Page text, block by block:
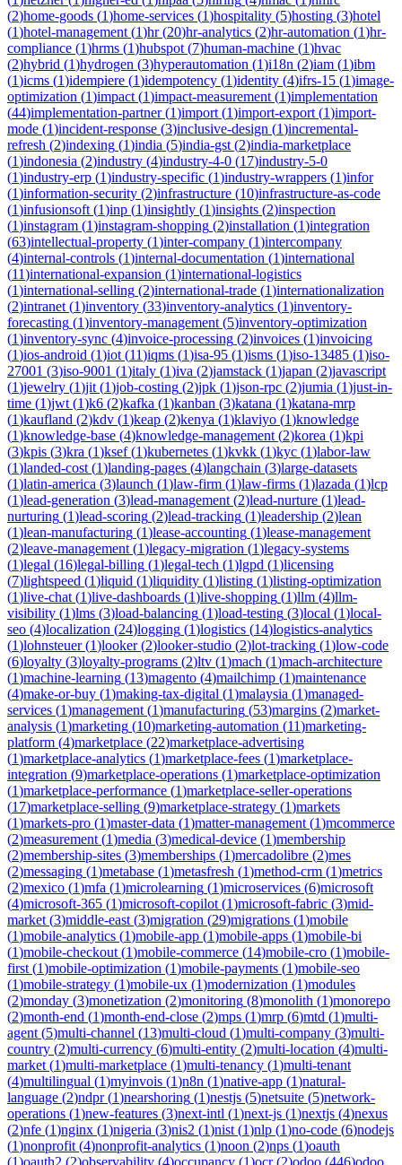
(2)home-goods (1)home-services (1)hospitality (5)hosting (3)hotel
(1)hotel-management (1)hr(20)hr-analytics (2)hr-automation (1)hr-
compliance (1)hrms (1)hubspot (7)human-machine (1)hvac
(2)hybrid (1)hydrogen (3)hyperautomation (1)i18n (2)iam (1)ibm
(1)icms (1)idempiere (1)idempotency (1)identity (4)ifrs-15 (1)image-
optimization (1)impact (1)impact-measurement (1)implementation
(44)implementation-partner(1)import (1)import-export (1)import-
mode (1)incident-response (3)inclusive-design (1)incremental-
refresh (2)indexing (1)india (5)india-gst (2)india-marketplace
(1)indonesia (2)industry (4)industry-4-0 (17)industry-5-0
(1)industry-erp (1)industry-specific (1)industry-wrappers (1)infor
(1)information-security (2)infrastructure (10)infrastructure-as-code
(1)infusionsoft (1)inp (1)insightly (1)insights (2)inspection
(1)instagram (1)instagram-shopping (2)installation (1)integration
(63)intellectual-property (1)inter-company (1)intercompany
(4)internal-controls (1)internal-documentation (1)international
(11)international-expansion (1)international-logistics
(1)international-selling (2)international-trade (1)internationalization
(2)intranet (1)inventory (33)inventory-analytics (1)inventory-
forecasting (1)inventory-management (5)inventory-optimization
(1)inventory-sync (4)invoice-processing (2)invoices (1)invoicing
(1)ios-android (1)iot (11)iqms (1)isa-95 (1)isms (1)iso-13485 (1)iso-
27001 (3)iso-9001 (1)italy (1)iva (2)jamstack (1)japan (2)javascript
(1)jewelry (1)jit (1)job-costing (2)jpk (1)json-rpc (2)jumia (1)just-in-
time (1)jwt (1)k6 (2)kafka (1)kanban (3)katana (1)katana-mrp
(1)kaufland (2)kdv (1)keap (2)kenya (1)klaviyo (1)knowledge
(1)knowledge-base (4)knowledge-management (2)korea (1)kpi
(3)kpis (3)kra (1)ksef(1)kubernetes (1)kvkk (1)kyc (1)labor-law
(1)landed-cost (1)landing-pages (4)langchain (3)large-datasets
(1)latin-america (3)launch (1)law-firm (1)law-firms (1)lazada (1)lcp
(1)lead-generation (3)lead-management (2)lead-nurture (1)lead-
nurturing (1)lead-scoring (2)lead-tracking (1)leadership (2)lean
(1)lean-manufacturing (1)lease-accounting (1)lease-management
(2)leave-management (1)legacy-migration (1)legacy-systems
(1)legal (16)legal-billing (1)legal-tech (1)lgpd (1)licensing
(7)lightspeed (1)liquid (1)liquidity (1)listing (1)listing-optimization
(1)live-chat (1)live-dashboards (1)live-shopping (1)llm (4)llm-
visibility (1)lms (3)load-balancing (1)load-testing (3)local (1)local-
seo (4)localization (24)logging (1)logistics (14)logistics-analytics
(1)lohnsteuer(1)looker(2)looker-studio (2)lot-tracking (1)low-code
(6)loyalty (3)loyalty-programs (2)ltv (1)mach (1)mach-architecture
(1)machine-learning (13)magento (4)mailchimp (1)maintenance
(4)make-or-buy (1)making-tax-digital (1)malaysia (1)managed-
services (1)management (1)manufacturing (53)margins (2)market-
analysis (1)marketing (10)marketing-automation (11)marketing-
platform (4)marketplace (22)marketplace-advertising
(1)marketplace-analytics (1)marketplace-fees (1)marketplace-
integration (9)marketplace-operations (1)marketplace-optimization
(1)marketplace-performance (1)marketplace-seller-operations
(17)marketplace-selling (9)marketplace-strategy (1)markets
(1)markets-pro (1)master-data (1)matter-management (1)mcommerce
(2)measurement (1)media (3)medical-device (1)membership
(2)membership-sites (3)memberships (1)mercadolibre (2)mes
(2)messaging (1)metabase (1)metasfresh (1)method-crm (1)metrics
(2)mexico (1)mfa (1)microlearning (1)microservices (6)microsoft
(4)microsoft-365 (1)microsoft-copilot (1)microsoft-fabric (3)mid-
market (3)middle-east (3)migration (29)migrations (1)mobile
(1)mobile-analytics (1)mobile-app (1)mobile-apps (1)mobile-bi
(1)mobile-checkout (1)mobile-commerce (14)mobile-cro (1)mobile-
first (1)mobile-optimization (1)mobile-payments (1)mobile-seo
(1)mobile-strategy (1)mobile-ux (1)modernization (1)modules
(2)monday (3)monetization (2)monitoring (8)monolith (1)monorepo
(2)month-end (1)month-end-close (2)mps (1)mrp (6)mtd (1)multi-
agent (5)multi-channel (13)multi-cloud (1)multi-company (3)multi-
country (2)multi-currency (6)multi-entity (2)multi-location (4)multi-
market (1)multi-marketplace (1)multi-tenancy (1)multi-tenant
(4)multilingual (1)myinvois (1)n8n (1)native-app (1)natural-
language (2)ndpr(1)nearshoring (1)nestjs (5)netsuite (5)network-
operations (1)new-features (3)next-intl (1)next-js (1)nextjs (4)nexus
(2)nfe (1)nginx (1)nigeria (3)nis2 (1)nist (1)nlp (1)no-code (6)nodejs
(1)nonprofit (4)nonprofit-analytics (1)noon (2)nps (1)oauth
(1)oauth2 (2)observability (4)occupancy (1)ocr(2)odoo (446)odoo